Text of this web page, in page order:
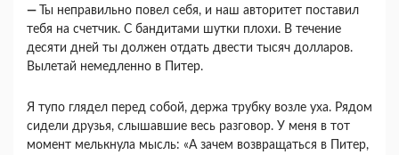
—
Ты неправильно повел себя, и наш авторитет поставил
тебя на счетчик. С бандитами шутки пло­хи. В течение
десяти дней ты должен отдать двес­ти тысяч долларов.
Вылетай немедленно в Питер.
Я тупо глядел перед собой, держа трубку возле уха. Рядом
сидели друзья, слышавшие весь разго­вор. У меня в тот
момент мелькнула мысль: «А за­чем возвращаться в Питер,